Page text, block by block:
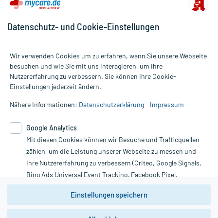
Alle Preise gelten inkl. MwSt., ggf. zzgl. Versandkosten
Informationen auf dieser Website werden ausschließlich für
die Untersuchung und Behandlung durch einen Arzt. Bitte
Therapien eingeleitet werden können. | Diese Webseite benutzt
Google Analytics. Lesen Sie bitte dazu die wichtigen Hinweise in
unserer Datenschutzerklärung. Für den Widerruf einer Bestellung
nutzen Sie das Formular:
Vertrag widerrufen
Datenschutz- und Cookie-Einstellungen
Wir verwenden Cookies um zu erfahren, wann Sie unsere Webseite
besuchen und wie Sie mit uns interagieren, um Ihre
Nutzererfahrung zu verbessern. Sie können Ihre Cookie-
Einstellungen jederzeit ändern.
Nähere Informationen: Datenschutzerklärung Impressum
Google Analytics
Mit diesen Cookies können wir Besuche und Trafficquellen
zählen, um die Leistung unserer Webseite zu messen und
Ihre Nutzererfahrung zu verbessern (Criteo, Google Signals,
Bing Ads Universal Event Tracking, Facebook Pixel,
Youtube-Social Plugin).
Wir weisen darauf hin, dass die
Einstellungen speichern